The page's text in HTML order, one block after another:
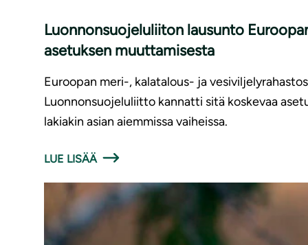
Luonnonsuojeluliiton lausunto
asetuksen muuttamisesta
Euroopan meri-, kalatalous- ja
Luonnonsuojeluliitto kannatti sitä koskevaa
lakiakin asian aiemmissa vaiheissa.
LUE LISÄÄ